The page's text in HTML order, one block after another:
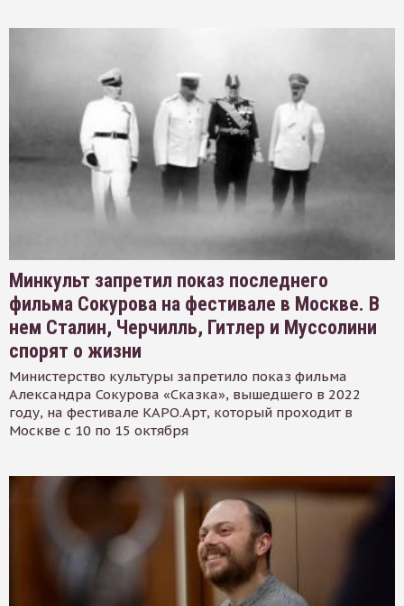
Минкульт запретил показ последнего
фильма Сокурова на фестивале в Москве. В
нем Сталин, Черчилль, Гитлер и Муссолини
спорят о жизни
Министерство культуры запретило показ фильма
Александра Сокурова «Сказка», вышедшего в 2022
году, на фестивале КАРО.Арт, который проходит в
Москве с 10 по 15 октября